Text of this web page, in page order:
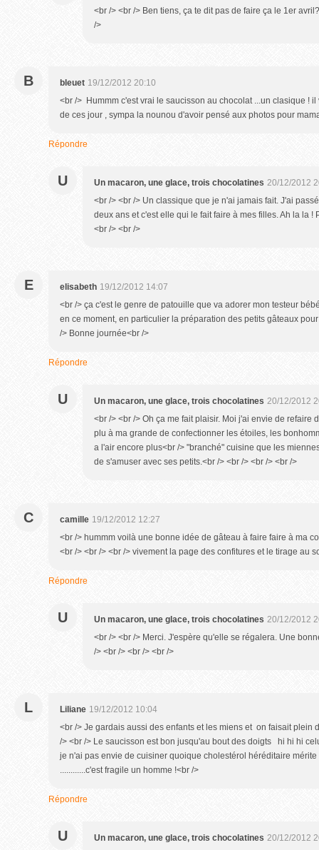
<br /> <br /> Ben tiens, ça te dit pas de faire ça le 1er
/>
B bleuet 19/12/2012 20:10
<br /> Hummm c'est vrai le saucisson au chocolat ...un clasique !
de ces jour , sympa la nounou d'avoir pensé aux photos pour
Répondre
U Un macaron, une glace, trois chocolatines 20/12/2012
<br /> <br /> Un classique que je n'ai jamais fait. J'ai
deux ans et c'est elle qui le fait faire à mes filles. Ah la la !
<br /> <br />
E elisabeth 19/12/2012 14:07
<br /> ça c'est le genre de patouille que va adorer mon testeur
en ce moment, en particulier la préparation des petits gâteaux
/> Bonne journée<br />
Répondre
U Un macaron, une glace, trois chocolatines 20/12/2012
<br /> <br /> Oh ça me fait plaisir. Moi j'ai envie de refaire
plu à ma grande de confectionner les étoiles, les
a l'air encore plus<br /> "branché" cuisine que les
de s'amuser avec ses petits.<br /> <br /> <br /> <br />
C camille 19/12/2012 12:27
<br /> hummm voilà une bonne idée de gâteau à faire faire à ma
<br /> <br /> <br /> vivement la page des confitures et le tirage au
Répondre
U Un macaron, une glace, trois chocolatines 20/12/2012
<br /> <br /> Merci. J'espère qu'elle se régalera. Une
/> <br /> <br /> <br />
L Liliane 19/12/2012 10:04
<br /> Je gardais aussi des enfants et les miens et on faisait plein
/> <br /> Le saucisson est bon jusqu'au bout des doigts hi hi hi
je n'ai pas envie de cuisiner quoique cholestérol héréditaire
............c'est fragile un homme !<br />
Répondre
U Un macaron, une glace, trois chocolatines 20/12/2012